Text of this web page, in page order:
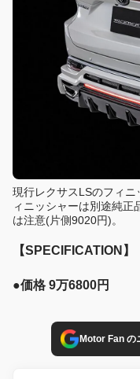
現行レクサスLSのフィ
ィニッシャーは別途純正
は注意(片側9020円)。
【SPECIFICATION】
●価格 9万6800円
Motor Fan の